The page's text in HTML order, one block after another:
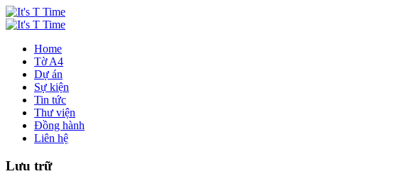
Home
Tờ A4
Dự án
Sự kiện
Tin tức
Thư viện
Đồng hành
Liên hệ
Lưu trữ